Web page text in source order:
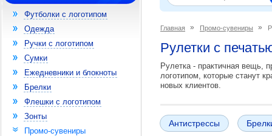
Футболки с логотипом
Одежда
Ручки с логотипом
Сумки
Ежедневники и блокноты
Брелки
Флешки с логотипом
Зонты
Промо-сувениры
Главная Промо-сувениры
Рулетки с
Рулетка - практичная вещь,
логотипом, которые станут
новых клиентов.
Антистрессы